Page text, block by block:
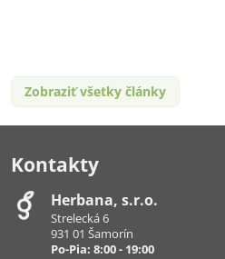
Zobraziť všetky články
Kontakty
Herbana, s​.r​.o​.
Strelecká 6
931 01 Šamorín
Po-Pia: 8:00 - 19:00